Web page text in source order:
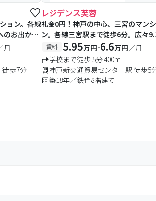
ョン。各線
のお出かけ
月
徒歩7分
#予約受付中 #空室待ち
レジデンス芙蓉
礼金0円！神戸の中心、三宮のマン
ン。各線三宮駅まで徒歩6分。広々
(他タイプあり)。
賃料 5.95万円-6.6万円／月
学校まで徒歩 5分 400m
神戸新交通貿易センター駅 徒歩5
築18年／鉄骨8階建て